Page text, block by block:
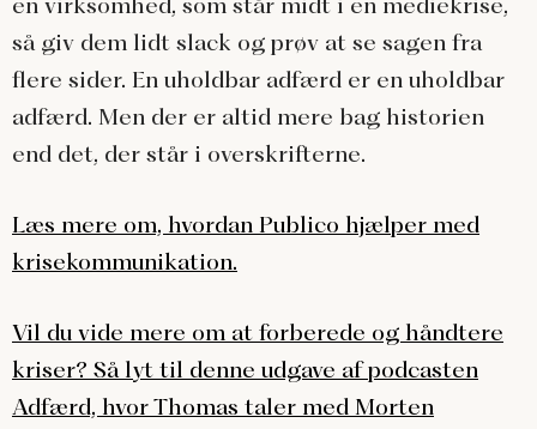
så giv dem lidt slack og prøv at se sagen fra
flere sider. En uholdbar adfærd er en uholdbar
adfærd. Men der er altid mere bag historien
end det, der står i overskrifterne.
Læs mere om, hvordan Publico hjælper med
krisekommunikation.
Vil du vide mere om at forberede og håndtere
kriser? Så lyt til denne udgave af podcasten
Adfærd, hvor Thomas taler med Morten